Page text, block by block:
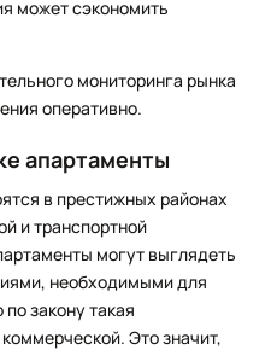
может сэкономить
мониторинга рынка
оперативно.
апартаменты
в престижных районах
и транспортной
могут выглядеть
необходимыми для
закону такая
Это значит,